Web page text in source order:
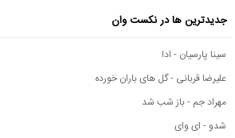
جدیدترین ها در نکست وان
سینا پارسیان - ادا
علیرضا قربانی - گل های باران خورده
مهراد جم - باز شب شد
شدو - ای وای